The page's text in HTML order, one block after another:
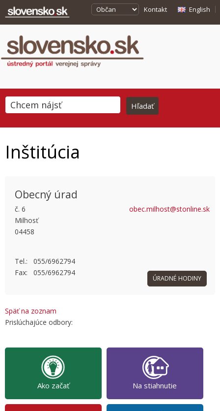
Kontakt English
Inštitúcia
This page can't load Google Maps correctly.
Obecný úrad
č. 6
Milhosť
04458
obec.milhost@stonline.sk
Tel.: 055/6962794
Fax: 055/6962794
ÚRADNÉ HODINY
Späť na zoznam
Prislúchajúce odbory:
Ako začať Na stiahnutie